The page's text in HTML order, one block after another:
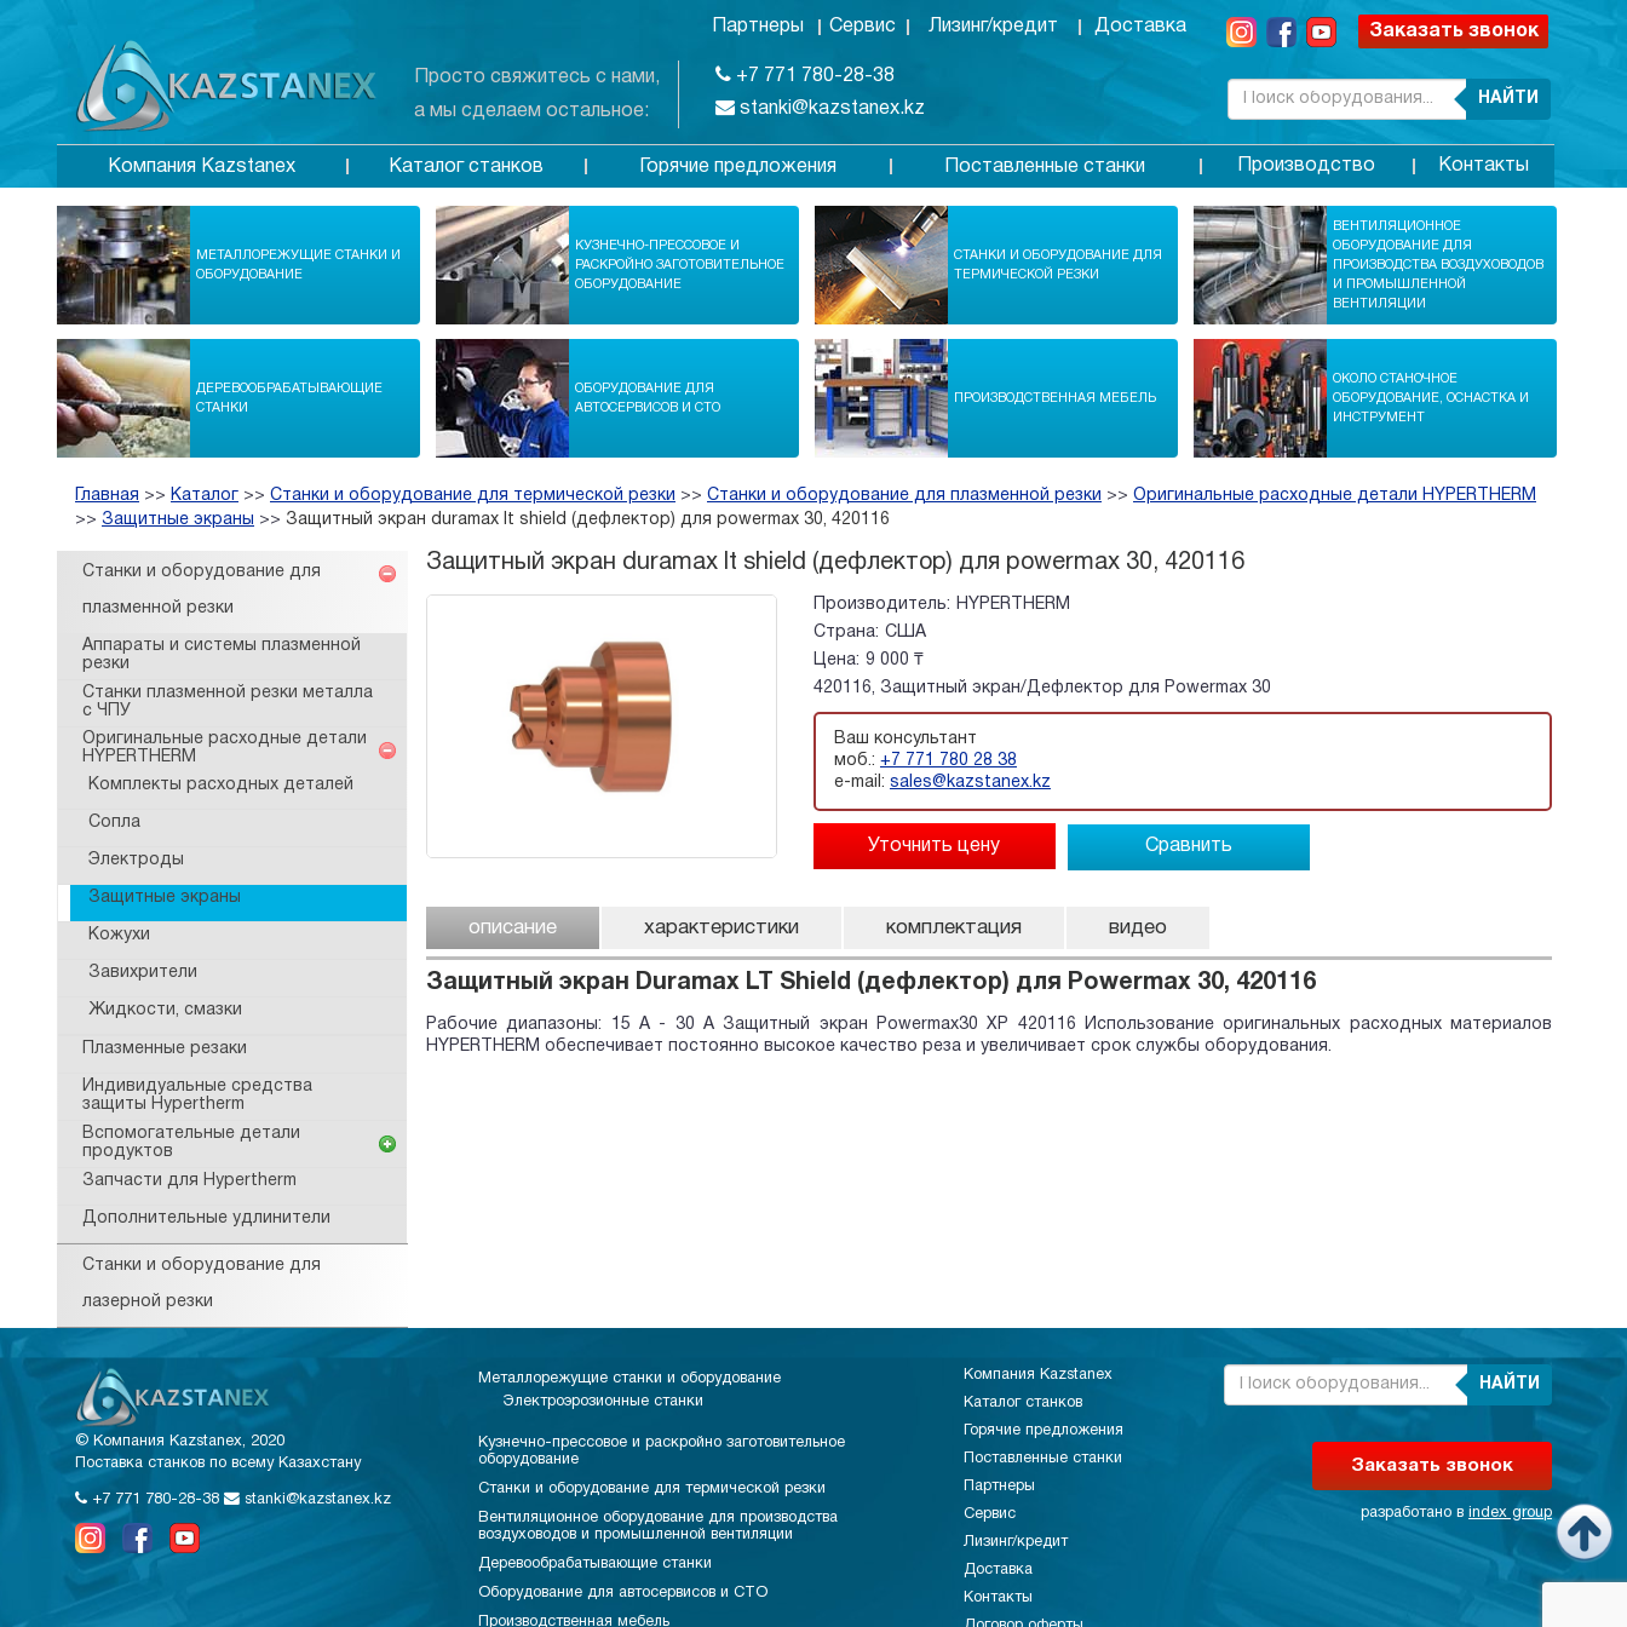
Просто свяжитесь с нами,
а мы сделаем остальное:
Партнеры Сервис Лизинг/кредит Доставка
+7 771 780-28-38
stanki@kazstanex.kz
Заказать звонок
НАЙТИ
Компания Kazstanex Каталог станков Горячие предложения Поставленные станки Производство Контакты
МЕТАЛЛОРЕЖУЩИЕ СТАНКИ И
ОБОРУДОВАНИЕ
КУЗНЕЧНО-ПРЕССОВОЕ И
РАСКРОЙНО ЗАГОТОВИТЕЛЬНОЕ
ОБОРУДОВАНИЕ
СТАНКИ И ОБОРУДОВАНИЕ ДЛЯ
ТЕРМИЧЕСКОЙ РЕЗКИ
ВЕНТИЛЯЦИОННОЕ
ОБОРУДОВАНИЕ ДЛЯ
ПРОИЗВОДСТВА ВОЗДУХОВОДОВ
И ПРОМЫШЛЕННОЙ
ВЕНТИЛЯЦИИ
ДЕРЕВООБРАБАТЫВАЮЩИЕ
СТАНКИ
ОБОРУДОВАНИЕ ДЛЯ
АВТОСЕРВИСОВ И СТО
ПРОИЗВОДСТВЕННАЯ МЕБЕЛЬ
ОКОЛО СТАНОЧНОЕ
ОБОРУДОВАНИЕ, ОСНАСТКА И
ИНСТРУМЕНТ
Главная >> Каталог >> Станки и оборудование для термической резки >> Станки и оборудование для плазменной резки >> Оригинальные расходные детали HYPERTHERM
>> Защитные экраны >> Защитный экран duramax lt shield (дефлектор) для powermax 30, 420116
Станки и оборудование для
плазменной резки
Аппараты и системы плазменной
резки
Станки плазменной резки металла
с ЧПУ
Оригинальные расходные детали
HYPERTHERM
Комплекты расходных деталей
Сопла
Электроды
Защитные экраны
Кожухи
Завихрители
Жидкости, смазки
Плазменные резаки
Индивидуальные средства
защиты Hypertherm
Вспомогательные детали
продуктов
Запчасти для Hypertherm
Дополнительные удлинители
Станки и оборудование для
лазерной резки
Защитный экран duramax lt shield (дефлектор) для powermax 30, 420116
Производитель:
HYPERTHERM
Страна: США
Цена: 9 000 ₸
420116, Защитный экран/Дефлектор для Powermax 30
Ваш консультант
моб.: +7 771 780 28 38
e-mail: sales@kazstanex.kz
Сравнить
описание характеристики комплектация видео
Защитный экран Duramax LT Shield (дефлектор) для Powermax 30, 420116
Рабочие диапазоны: 15 A - 30 A Защитный экран Powermax30 XP 420116 Использование оригинальных расходных материалов
HYPERTHERM обеспечивает постоянно высокое качество реза и увеличивает срок службы оборудования.
© Компания Kazstanex, 2020
Поставка станков по всему Казахстану
+7 771 780-28-38 stanki@kazstanex.kz
Металлорежущие станки и оборудование
Электроэрозионные станки
Кузнечно-прессовое и раскройно заготовительное
оборудование
Станки и оборудование для термической резки
Вентиляционное оборудование для производства
воздуховодов и промышленной вентиляции
Деревообрабатывающие станки
Оборудование для автосервисов и СТО
Производственная мебель
Компания Kazstanex
Каталог станков
Горячие предложения
Поставленные станки
Партнеры
Сервис
Лизинг/кредит
Доставка
Контакты
НАЙТИ
Заказать звонок
разработано в index group